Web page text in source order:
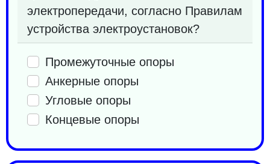
электропередачи, согласно Правилам
устройства электроустановок?
Промежуточные опоры
Анкерные опоры
Угловые опоры
Концевые опоры